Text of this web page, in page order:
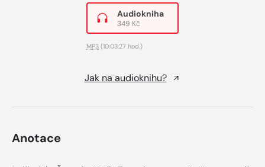
Audiokniha
349 Kč
MP3 (10:03:27 hod.)
Jak na audioknihu?
Anotace